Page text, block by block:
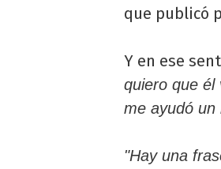
que publicó
Y en ese
quiero que él
me ayudó un
"Hay una